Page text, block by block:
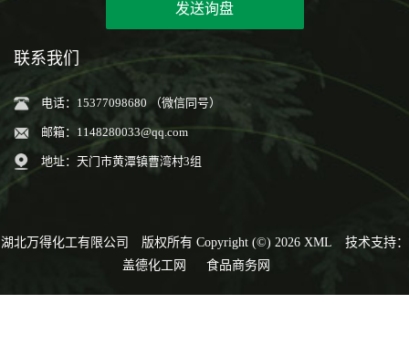
发送询盘
联系我们
电话：15377098680 （微信同号）
邮箱： 1148280033@qq.com
地址：天门市黄潭镇曹湾村3组
湖北万得化工有限公司 版权所有 Copyright (©) 2026 XML
技术支持：
盖德化工网
食品商务网